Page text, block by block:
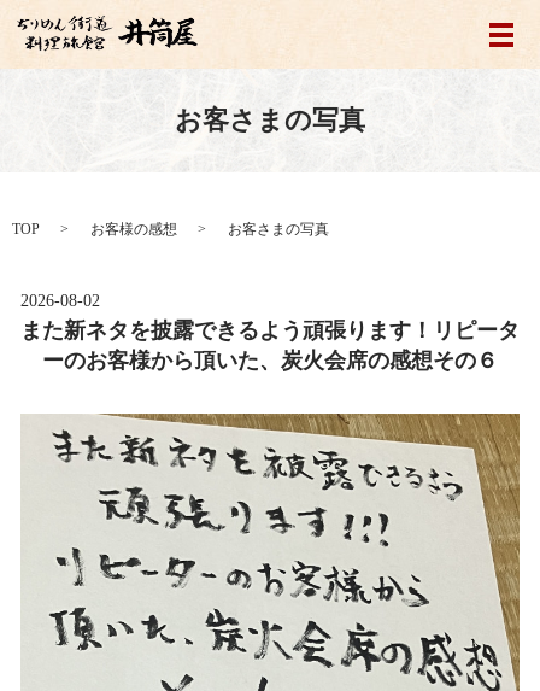
メ
お客さまの写真
TOP お客様の感想 お客さまの写真
2026-08-02
また新ネタを披露できるよう頑張ります！リピータ
ーのお客様から頂いた、炭火会席の感想その６